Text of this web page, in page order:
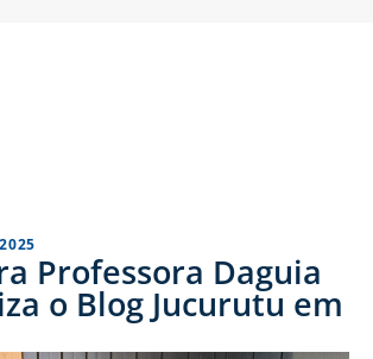
Professora Daguia
o Blog Jucurutu em